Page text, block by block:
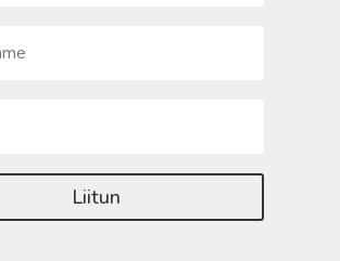
Liitun